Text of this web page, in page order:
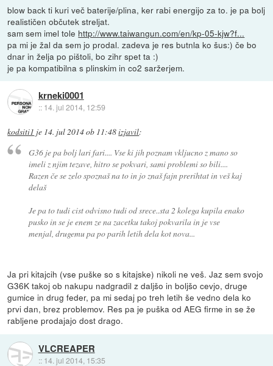
blow back ti kuri več baterije/plina, ker rabi energijo za to. je pa bolj
realističen občutek streljat.
sam sem imel tole http://www.taiwangun.com/en/kp-05-kjw?f...
pa mi je žal da sem jo prodal. zadeva je res butnla ko šus:) če bo
dnar in želja po pištoli, bo zihr spet ta :)
je pa kompatibilna s plinskim in co2 saržerjem.
krneki0001
:: 14. jul 2014, 12:59
kodsiti1 je 14. jul 2014 ob 11:48izjavil:
G36 je pa bolj lari fari.... Vse ki jih poznam vkljucno z mano so
imeli z njim tezave, hitro se pokvari, sami problemi so bili....
Razen če se zelo spoznaš na to in jo znaš fajn prerihtat in veš kaj
delaš
Je pa to tudi cist odvisno tudi od srece..sta 2 kolega kupila enako
pusko in se je enem ze na zacetku takoj pokvarila in je vse
menjal, drugemu pa po parih letih dela kot nova...
Ja pri kitajcih (vse puške so s kitajske) nikoli ne veš. Jaz sem svojo
G36K takoj ob nakupu nadgradil z daljšo in boljšo cevjo, druge
gumice in drug feder, pa mi sedaj po treh letih še vedno dela ko
prvi dan, brez problemov. Res pa je puška od AEG firme in se že
rabljene prodajajo dost drago.
VLCREAPER
:: 14. jul 2014, 15:35